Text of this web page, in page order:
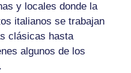
y locales donde la
italianos se trabajan
clásicas hasta
algunos de los